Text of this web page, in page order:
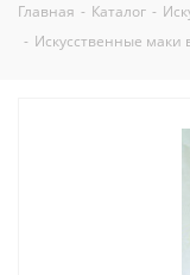
Главная - Каталог -
- Искусственные маки